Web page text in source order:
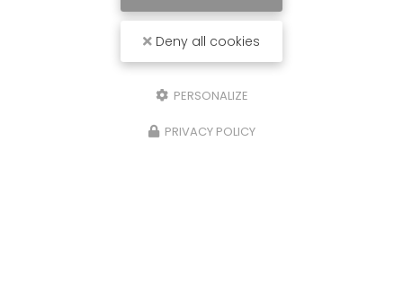
Deny all cookies
PERSONALIZE
PRIVACY POLICY